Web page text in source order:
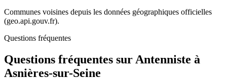
Communes voisines depuis les données géographiques officielles
(geo.api.gouv.fr).
Questions fréquentes
Questions fréquentes sur Antenniste à
Asnières-sur-Seine